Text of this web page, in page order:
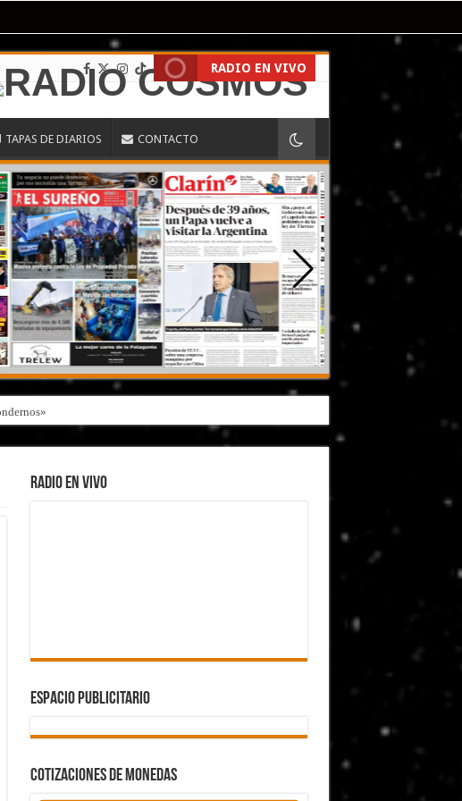
RADIO EN VIVO
TAPAS DE DIARIOS CONTACTO
y de confrontación»
iban a robar a un latino»
si no cumple la Ley de Fondos
Tierras por tener una empresa que vende campos a extranjeros
RADIO EN VIVO
ESPACIO PUBLICITARIO
COTIZACIONES DE MONEDAS